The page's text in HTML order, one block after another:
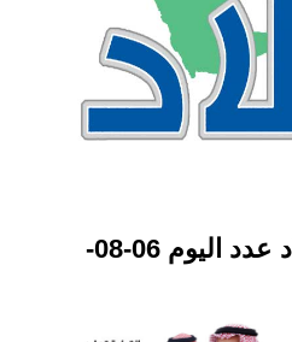
تحميل PDF البلاد عدد اليوم 06-08-